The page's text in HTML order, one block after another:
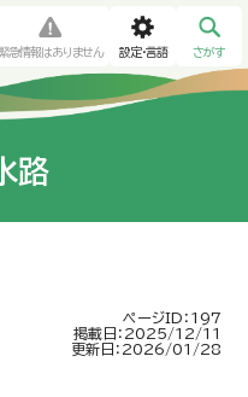
緊急情報はありません 設定・言語 さがす
路
ページID：197
掲載日：2025/12/11
更新日：2026/01/28